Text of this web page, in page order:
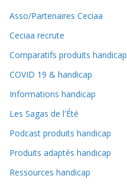
Asso/Partenaires Ceciaa
Ceciaa recrute
Comparatifs produits handicap
COVID 19 & handicap
Informations handicap
Les Sagas de l'Été
Podcast produits handicap
Produits adaptés handicap
Ressources handicap